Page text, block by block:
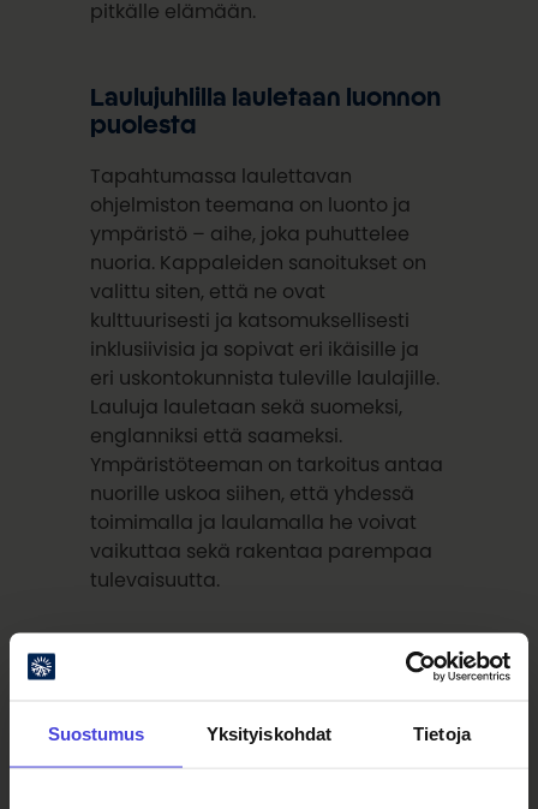
Suostumus Yksityiskohdat Tietoja
pitkälle elämään.
Laulujuhlilla lauletaan luonnon
puolesta
Tapahtumassa laulettavan
ohjelmiston teemana on luonto ja
ympäristö – aihe, joka puhuttelee
nuoria. Kappaleiden sanoitukset on
valittu siten, että ne ovat
kulttuurisesti ja katsomuksellisesti
inklusiivisia ja sopivat eri ikäisille ja
eri uskontokunnista tuleville laulajille.
Lauluja lauletaan sekä suomeksi,
englanniksi että saameksi.
Ympäristöteeman on tarkoitus antaa
nuorille uskoa siihen, että yhdessä
toimimalla ja laulamalla he voivat
vaikuttaa sekä rakentaa parempaa
tulevaisuutta.
”Tulevaisuuden kuorolaulajat ovat
yhdessä huolta siitä, että